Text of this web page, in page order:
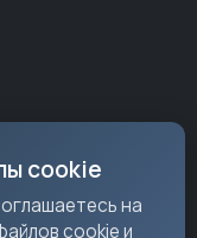
cookie
на
cookie и